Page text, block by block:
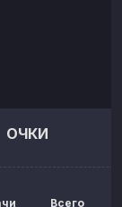
ОЧКИ
Всего